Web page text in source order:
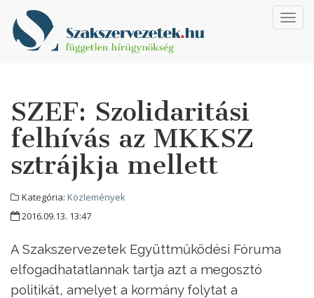
SZEF: Szolidaritási
felhívás az MKKSZ
sztrájkja mellett
Kategória: Közlemények
2016.09.13. 13:47
A Szakszervezetek Együttműködési Fóruma
elfogadhatatlannak tartja azt a megosztó
politikát, amelyet a kormány folytat a